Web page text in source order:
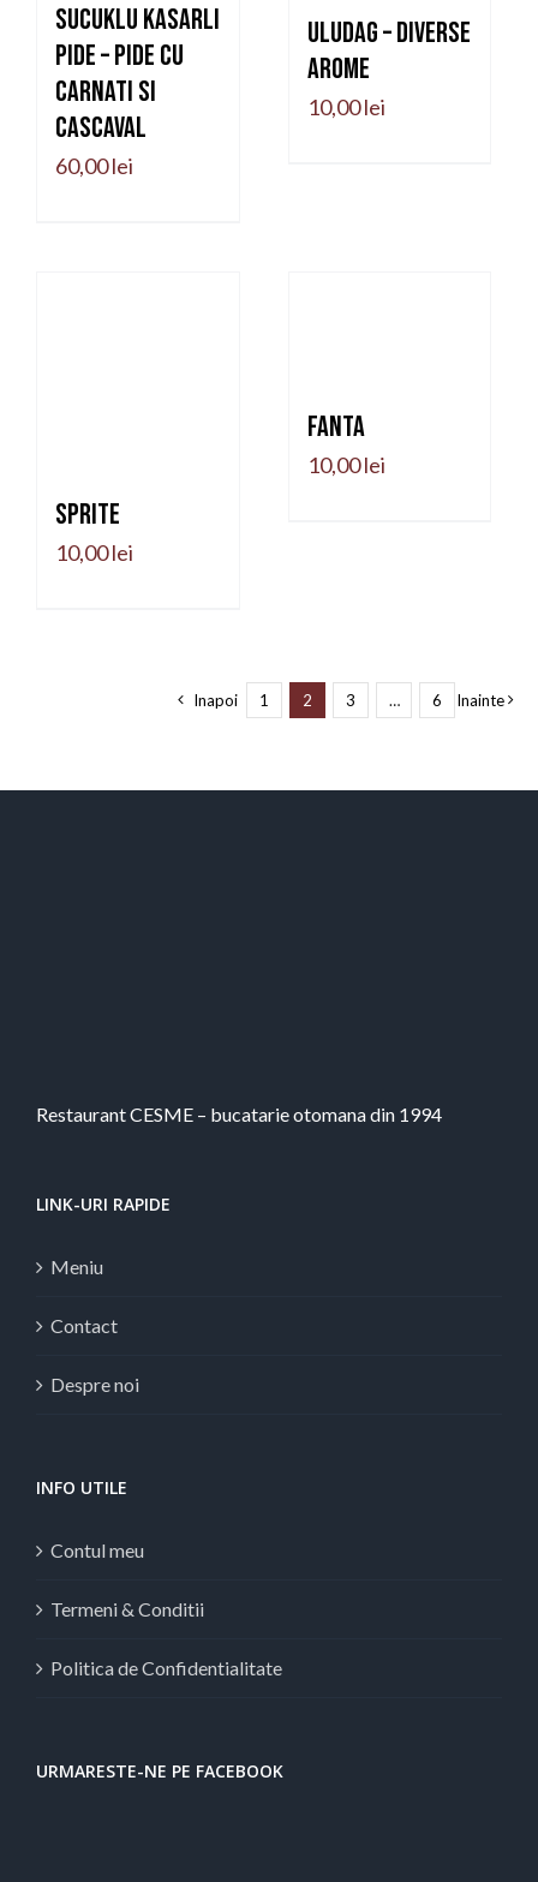
Sucuklu kasarli
pide – pide cu
carnati si
cascaval
60,00lei
Uludag – diverse
arome
10,00lei
Sprite
10,00lei
Fanta
10,00lei
Inapoi 1 2 3 … 6 Inainte
Restaurant CESME – bucatarie otomana din 1994
LINK-URI RAPIDE
Meniu
Contact
Despre noi
INFO UTILE
Contul meu
Termeni & Conditii
Politica de Confidentialitate
URMARESTE-NE PE FACEBOOK